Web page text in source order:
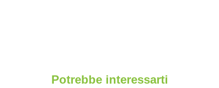
Potrebbe interessarti